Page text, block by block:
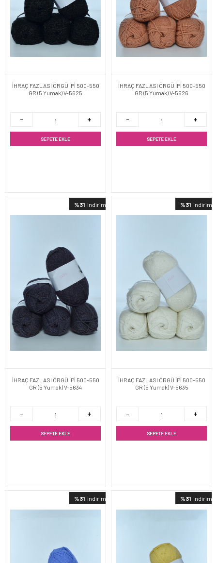
İHRAÇ FAZLASI ÖRGÜ İPİ 500-550
GR (5 Yumak) V-5625
SEPETE EKLE
İHRAÇ FAZLASI ÖRGÜ İPİ 500-550
GR (5 Yumak) V-5626
SEPETE EKLE
%31 indirimli
İHRAÇ FAZLASI ÖRGÜ İPİ 500-550
GR (5 Yumak) V-5634
SEPETE EKLE
%31 indirimli
İHRAÇ FAZLASI ÖRGÜ İPİ 500-550
GR (5 Yumak) V-5635
SEPETE EKLE
%31 indirimli %31 indirimli